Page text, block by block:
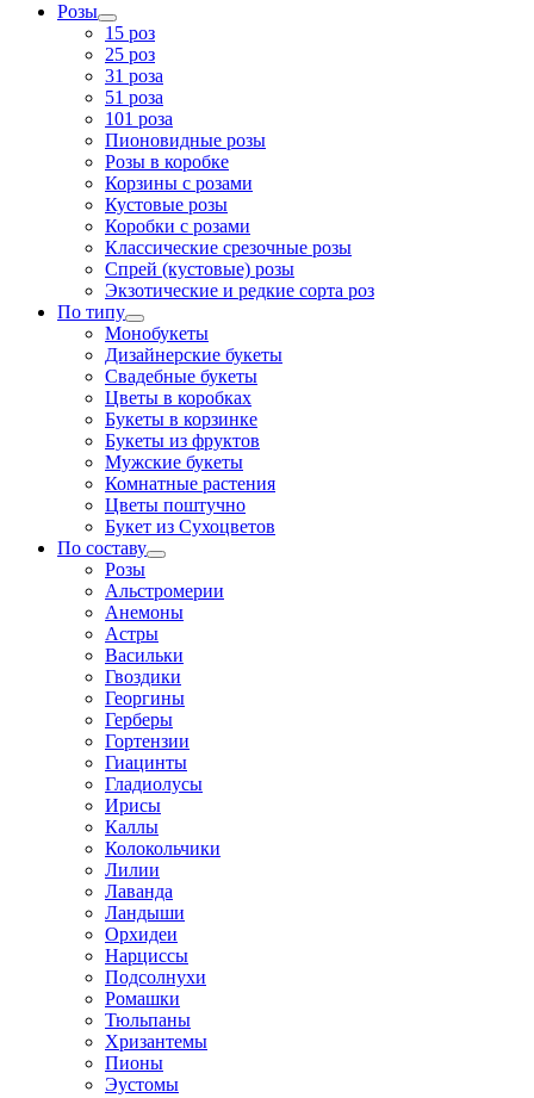
Розы
15 роз
25 роз
31 роза
51 роза
101 роза
Пионовидные розы
Розы в коробке
Корзины с розами
Кустовые розы
Коробки с розами
Классические срезочные розы
Спрей (кустовые) розы
Экзотические и редкие сорта роз
По типу
Монобукеты
Дизайнерские букеты
Свадебные букеты
Цветы в коробках
Букеты в корзинке
Букеты из фруктов
Мужские букеты
Комнатные растения
Цветы поштучно
Букет из Сухоцветов
По составу
Розы
Альстромерии
Анемоны
Астры
Васильки
Гвоздики
Георгины
Герберы
Гортензии
Гиацинты
Гладиолусы
Ирисы
Каллы
Колокольчики
Лилии
Лаванда
Ландыши
Орхидеи
Нарциссы
Подсолнухи
Ромашки
Тюльпаны
Хризантемы
Пионы
Эустомы